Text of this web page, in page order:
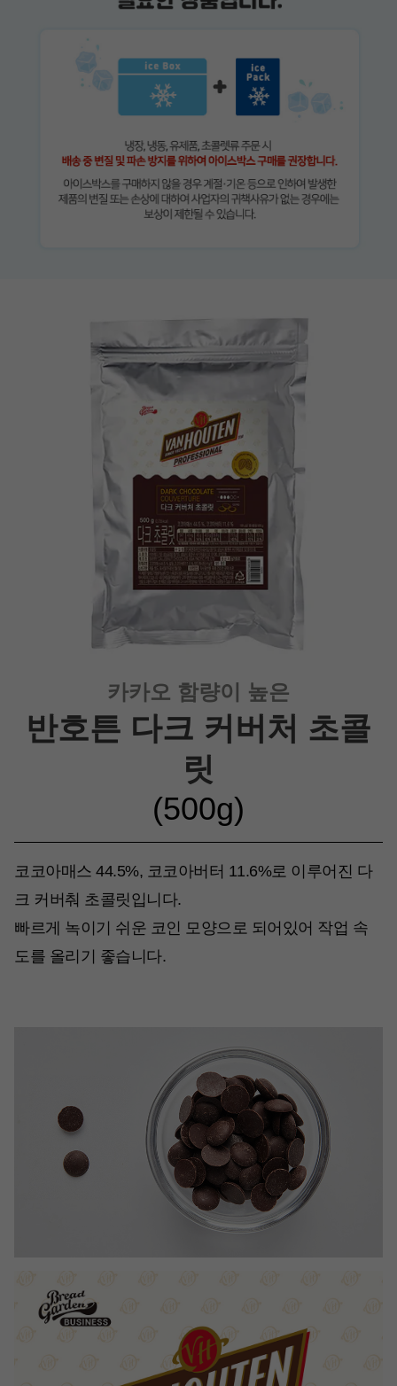
카카오 함량이 높은
반호튼 다크 커버처 초콜
릿
(500g)
코코아매스 44.5%, 코코아버터 11.6%로 이루어진 다
크 커버춰 초콜릿입니다.
빠르게 녹이기 쉬운 코인 모양으로 되어있어 작업 속
도를 올리기 좋습니다.